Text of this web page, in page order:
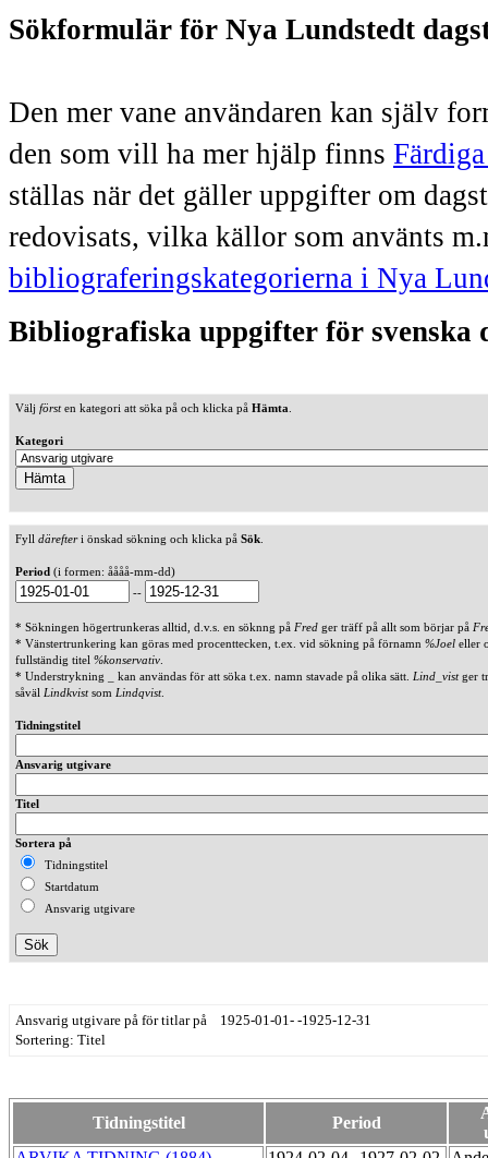
Sökformulär för Nya Lundstedt
Den mer vane användaren kan själv
den som vill ha mer hjälp finns
ställas när det gäller uppgifter om
redovisats, vilka källor som använts
bibliograferingskategorierna i Nya
Bibliografiska uppgifter för svenska
Välj försten kategori att söka på och klicka på Hämta
Kategori
Fyll därefteri önskad sökning och klicka på Sök
Period (i formen: åååå-mm-dd)
--
* Sökningen högertrunkeras alltid, d.v.s. en söknng på Fred ger träff på allt som börjar på
* Vänstertrunkering kan göras med procenttecken, t.ex. vid sökning på förnamn %Joel eller
fullständig titel %konservativ
* Understrykning _ kan användas för att söka t.ex. namn stavade på olika sätt. Lind_vistger
såväl Lindkvistsom Lindqvist.
Tidningstitel
Ansvarig utgivare
Titel
Sortera på
Tidningstitel
Startdatum
Ansvarig utgivare
Ansvarig utgivare på för titlar på 1925-01-01- -1925-12-31
Sortering: Titel
Tidningstitel Period